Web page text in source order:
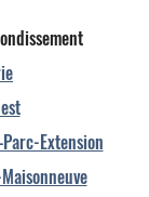
Extension